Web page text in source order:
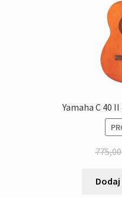
Yamaha C 40
775,00